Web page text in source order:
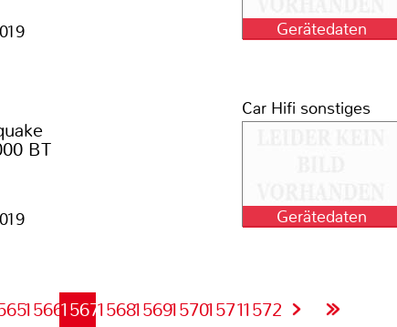
Gerätedaten
BT
Car Hifi sonstiges
Gerätedaten
1566156715681569157015711572